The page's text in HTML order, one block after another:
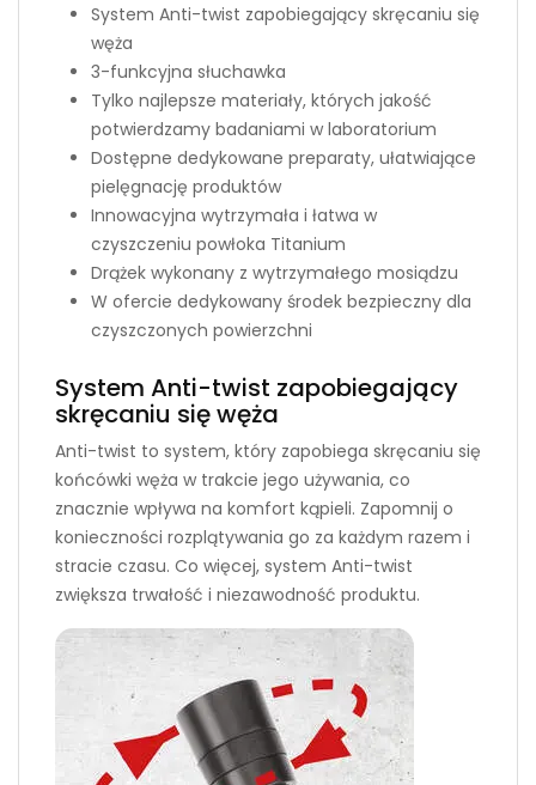
System Anti-twist zapobiegający skręcaniu się
węża
3-funkcyjna słuchawka
Tylko najlepsze materiały, których jakość
potwierdzamy badaniami w laboratorium
Dostępne dedykowane preparaty, ułatwiające
pielęgnację produktów
Innowacyjna wytrzymała i łatwa w
czyszczeniu powłoka Titanium
Drążek wykonany z wytrzymałego mosiądzu
W ofercie dedykowany środek bezpieczny dla
czyszczonych powierzchni
System Anti-twist zapobiegający
skręcaniu się węża
Anti-twist to system, który zapobiega skręcaniu się
końcówki węża w trakcie jego używania, co
znacznie wpływa na komfort kąpieli. Zapomnij o
konieczności rozplątywania go za każdym razem i
stracie czasu. Co więcej, system Anti-twist
zwiększa trwałość i niezawodność produktu.